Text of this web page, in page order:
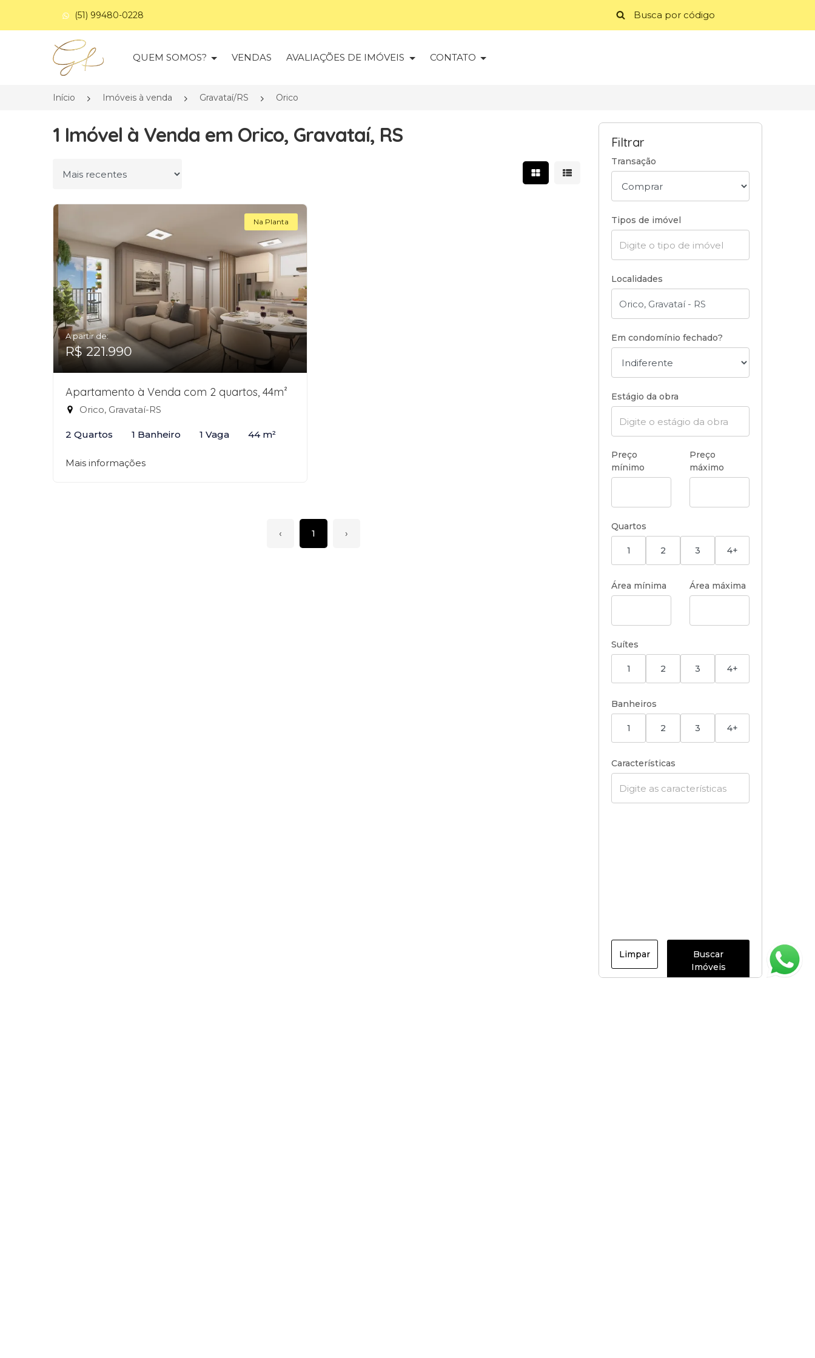
(51) 99480-0228
Página inicial
QUEM SOMOS? VENDAS AVALIAÇÕES DE IMÓVEIS CONTATO
Início Imóveis à venda Gravataí/RS Orico
1 Imóvel à Venda em Orico, Gravataí, RS
Ordenar por Mostrar resultados em grade
Mostrar resultados em lista
Na Planta
A partir de:
R$ 221.990
Apartamento à Venda com 2 quartos, 44m²
Orico, Gravataí-RS
2 Quartos 1 Banheiro 1 Vaga 44 m²
Mais informações
‹ 1 ›
Filtrar
Transação
Tipos de imóvel
Localidades
Em condomínio fechado?
Estágio da obra
Preço
mínimo
Preço
máximo
Quartos
1 2 3 4+
Área mínima Área máxima
Suítes
1 2 3 4+
Banheiros
1 2 3 4+
Características
Limpar
Buscar
Imóveis